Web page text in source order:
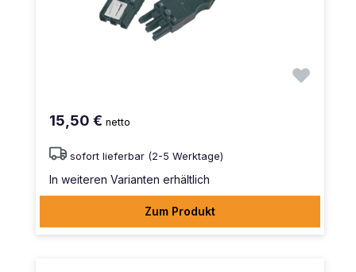
15,50 € netto
sofort lieferbar (2-5 Werktage)
In weiteren Varianten erhältlich
Zum Produkt